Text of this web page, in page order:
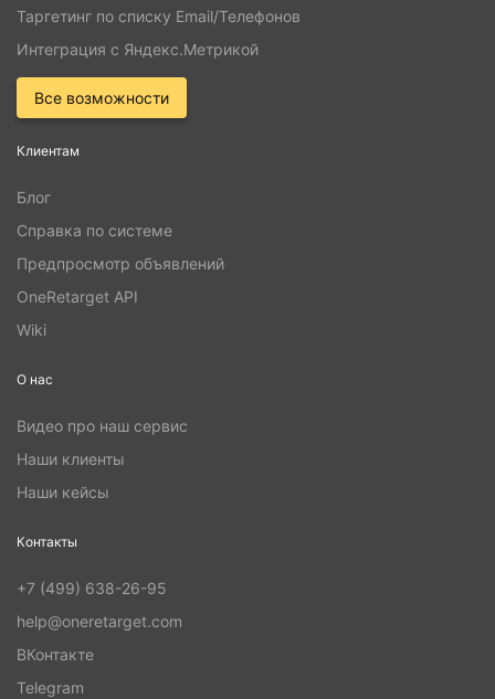
Таргетинг по списку Email/Телефонов
Интеграция с Яндекс.Метрикой
Все возможности
Клиентам
Блог
Справка по системе
Предпросмотр объявлений
OneRetarget API
Wiki
О нас
Видео про наш сервис
Наши клиенты
Наши кейсы
Контакты
+7 (499) 638-26-95
help@oneretarget.com
ВКонтакте
Telegram